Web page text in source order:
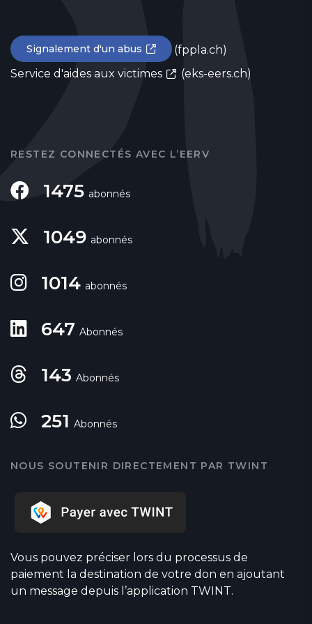
Signalement d'un abus
(fppla.ch)
Service d'aides aux victimes
(eks-eers.ch)
RESTEZ CONNECTÉS AVEC L’EERV
1475 abonnés
1049 abonnés
1014 abonnés
647 Abonnés
143 Abonnés
251 Abonnés
NOUS SOUTENIR DIRECTEMENT PAR TWINT
Vous pouvez préciser lors du processus de
paiement la destination de votre don en ajoutant
un message depuis l’application TWINT.